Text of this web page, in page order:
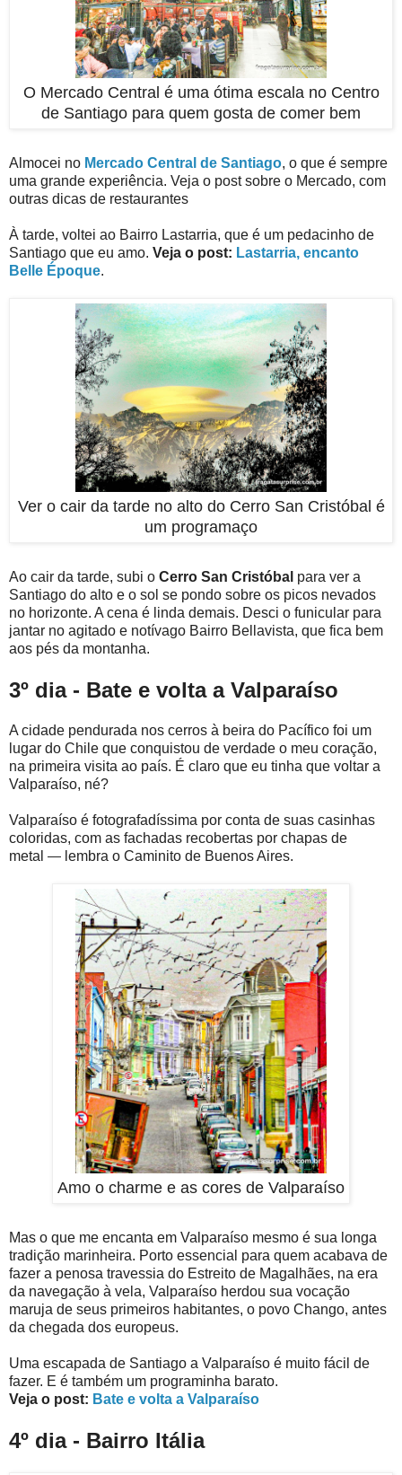
O Mercado Central é uma ótima escala no Centro
de Santiago para quem gosta de comer bem
Almocei no Mercado Central de Santiago, o que é sempre
uma grande experiência. Veja o post sobre o Mercado, com
outras dicas de restaurantes
À tarde, voltei ao Bairro Lastarria, que é um pedacinho de
Santiago que eu amo. Veja o post: Lastarria, encanto
Belle Époque.
Ver o cair da tarde no alto do Cerro San Cristóbal é
um programaço
Ao cair da tarde, subi o Cerro San Cristóbal para ver a
Santiago do alto e o sol se pondo sobre os picos nevados
no horizonte. A cena é linda demais. Desci o funicular para
jantar no agitado e notívago Bairro Bellavista, que fica bem
aos pés da montanha.
3º dia - Bate e volta a Valparaíso
A cidade pendurada nos cerros à beira do Pacífico foi um
lugar do Chile que conquistou de verdade o meu coração,
na primeira visita ao país. É claro que eu tinha que voltar a
Valparaíso, né?
Valparaíso é fotografadíssima por conta de suas casinhas
coloridas, com as fachadas recobertas por chapas de
metal — lembra o Caminito de Buenos Aires.
Amo o charme e as cores de Valparaíso
Mas o que me encanta em Valparaíso mesmo é sua longa
tradição marinheira. Porto essencial para quem acabava de
fazer a penosa travessia do Estreito de Magalhães, na era
da navegação à vela, Valparaíso herdou sua vocação
maruja de seus primeiros habitantes, o povo Chango, antes
da chegada dos europeus.
Uma escapada de Santiago a Valparaíso é muito fácil de
fazer. E é também um programinha barato.
Veja o post: Bate e volta a Valparaíso
4º dia - Bairro Itália